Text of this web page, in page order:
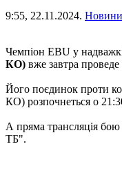
9:55, 22.11.2024. Новини
Чемпіон EBU у
КО) вже завтра проведе
Його поєдинок проти
КО) розпочнеться о
А пряма трансляція бою
ТБ".